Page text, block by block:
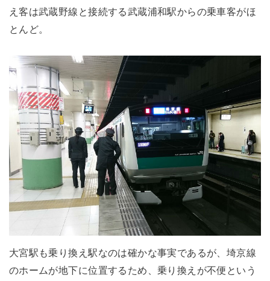
え客は武蔵野線と接続する武蔵浦和駅からの乗車客がほ
とんど。
大宮駅も乗り換え駅なのは確かな事実であるが、埼京線
のホームが地下に位置するため、乗り換えが不便という